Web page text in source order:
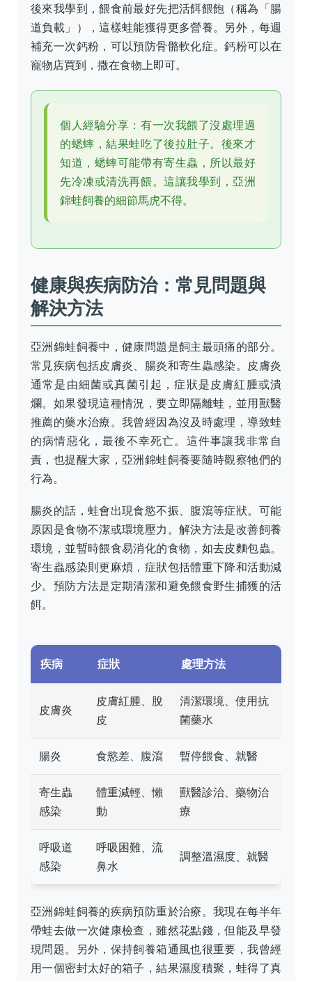
後來我學到，餵食前最好先把活餌餵飽（稱為「腸
道負載」），這樣蛙能獲得更多營養。另外，每週
補充一次鈣粉，可以預防骨骼軟化症。鈣粉可以在
寵物店買到，撒在食物上即可。
個人經驗分享：有一次我餵了沒處理過
的蟋蟀，結果蛙吃了後拉肚子。後來才
知道，蟋蟀可能帶有寄生蟲，所以最好
先冷凍或清洗再餵。這讓我學到，亞洲
錦蛙飼養的細節馬虎不得。
健康與疾病防治：常見問題與
解決方法
亞洲錦蛙飼養中，健康問題是飼主最頭痛的部分。
常見疾病包括皮膚炎、腸炎和寄生蟲感染。皮膚炎
通常是由細菌或真菌引起，症狀是皮膚紅腫或潰
爛。如果發現這種情況，要立即隔離蛙，並用獸醫
推薦的藥水治療。我曾經因為沒及時處理，導致蛙
的病情惡化，最後不幸死亡。這件事讓我非常自
責，也提醒大家，亞洲錦蛙飼養要隨時觀察牠們的
行為。
腸炎的話，蛙會出現食慾不振、腹瀉等症狀。可能
原因是食物不潔或環境壓力。解決方法是改善飼養
環境，並暫時餵食易消化的食物，如去皮麵包蟲。
寄生蟲感染則更麻煩，症狀包括體重下降和活動減
少。預防方法是定期清潔和避免餵食野生捕獲的活
餌。
疾病 症狀 處理方法
皮膚炎
皮膚紅腫、脫
皮
清潔環境、使用抗
菌藥水
腸炎 食慾差、腹瀉 暫停餵食、就醫
寄生蟲
感染
體重減輕、懶
動
獸醫診治、藥物治
療
呼吸道
感染
呼吸困難、流
鼻水
調整溫濕度、就醫
亞洲錦蛙飼養的疾病預防重於治療。我現在每半年
帶蛙去做一次健康檢查，雖然花點錢，但能及早發
現問題。另外，保持飼養箱通風也很重要，我曾經
用一個密封太好的箱子，結果濕度積聚，蛙得了真